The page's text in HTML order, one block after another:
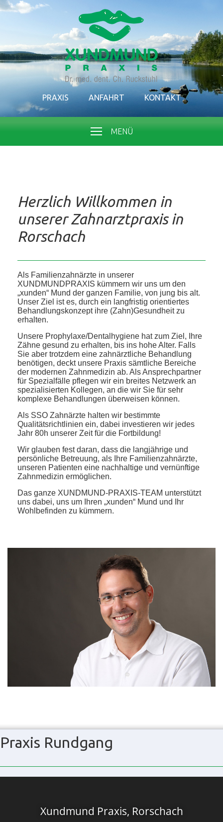
PRAXIS ANFAHRT KONTAKT
MENÜ
Herzlich Willkommen in
unserer Zahnarztpraxis in
Rorschach
Als Familienzahnärzte in unserer
XUNDMUNDPRAXIS kümmern wir uns um den
„xunden“ Mund der ganzen Familie, von jung bis alt.
Unser Ziel ist es, durch ein langfristig orientiertes
Behandlungskonzept ihre (Zahn)Gesundheit zu
erhalten.
Unsere Prophylaxe/Dentalhygiene hat zum Ziel, Ihre
Zähne gesund zu erhalten, bis ins hohe Alter. Falls
Sie aber trotzdem eine zahnärztliche Behandlung
benötigen, deckt unsere Praxis sämtliche Bereiche
der modernen Zahnmedizin ab. Als Ansprechpartner
für Spezialfälle pflegen wir ein breites Netzwerk an
spezialisierten Kollegen, an die wir Sie für sehr
komplexe Behandlungen überweisen können.
Als SSO Zahnärzte halten wir bestimmte
Qualitätsrichtlinien ein, dabei investieren wir jedes
Jahr 80h unserer Zeit für die Fortbildung!
Wir glauben fest daran, dass die langjährige und
persönliche Betreuung, als Ihre Familienzahnärzte,
unseren Patienten eine nachhaltige und vernünftige
Zahnmedizin ermöglichen.
Das ganze XUNDMUND-PRAXIS-TEAM unterstützt
uns dabei, uns um Ihren „xunden“ Mund und Ihr
Wohlbefinden zu kümmern.
Praxis Rundgang